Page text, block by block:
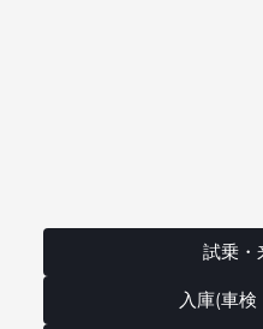
試乗・
入庫(車